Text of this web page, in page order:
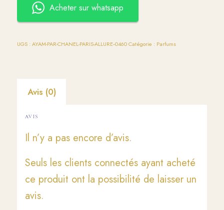
Acheter sur whatsapp
UGS : AYAM-PAR-CHANEL-PARIS-ALLURE--0460 Catégorie : Parfums
Avis (0)
AVIS
Il n’y a pas encore d’avis.
Seuls les clients connectés ayant acheté
ce produit ont la possibilité de laisser un
avis.